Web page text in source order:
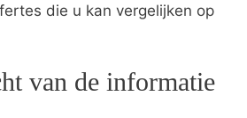
die u kan vergelijken op
van de informatie